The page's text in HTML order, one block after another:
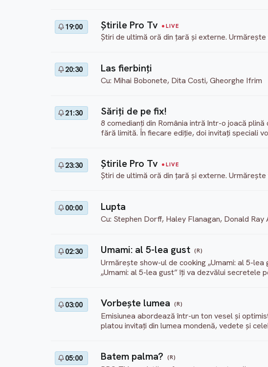
19:00 Ştirile Pro Tv LIVE
Știri de ultimă oră din țară și externe.
20:30 Las fierbinți
Cu: Mihai Bobonete, Dita Costi, Gheorghe Ifrim
21:30 Săriţi de pe fix!
8 comedianți din România intră într-o joacă
fără limită. În fiecare ediție, doi invitați speciali
23:30 Ştirile Pro Tv LIVE
Știri de ultimă oră din țară și externe.
00:00 Lupta
Cu: Stephen Dorff, Haley Flanagan, Donald Ray
02:30 Umami: al 5-lea gust (R)
Urmărește show-ul de cooking „Umami: al 5-
„Umami: al 5-lea gust” îți va dezvălui secretele
03:00 Vorbeşte lumea (R)
Emisiunea abordează într-un ton vesel și
platou invitați din lumea mondenă, vedete și
05:00 Batem palma? (R)